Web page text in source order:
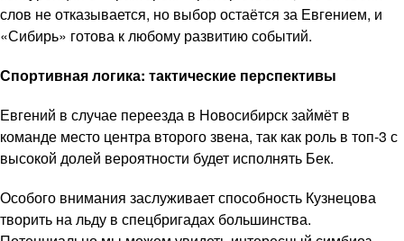
слов не отказывается, но выбор остаётся за Евгением, и
«Сибирь» готова к любому развитию событий.
Спортивная логика: тактические перспективы
Евгений в случае переезда в Новосибирск займёт в
команде место центра второго звена, так как роль в топ-3 с
высокой долей вероятности будет исполнять Бек.
Особого внимания заслуживает способность Кузнецова
творить на льду в спецбригадах большинства.